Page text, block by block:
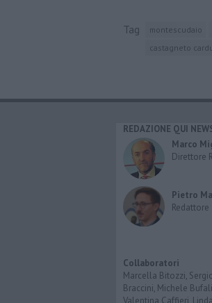
Tag montescudaio
castagneto
REDAZIONE QUI
Marco
Direttore
Pietro
Redattore
Collaboratori
Marcella Bitozzi,
Braccini, Michele